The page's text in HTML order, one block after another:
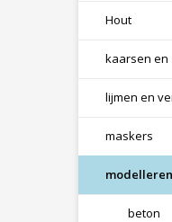
Hout
kaarsen en
lijmen en
maskers
beton